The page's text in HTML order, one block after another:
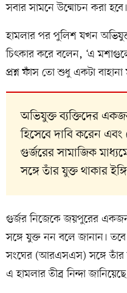
সবার সামনে উন্মোচন করা
হামলার পর পুলিশ যখন
চিৎকার করে বলেন, ‘এ
প্রশ্ন ফাঁস তো শুধু একটা বাহানা
অভিযুক্ত ব্যক্তিদের
হিসেবে দাবি করেন
গুর্জরের সামাজিক
সঙ্গে তাঁর যুক্ত থাকার
গুর্জর নিজেকে জয়পুরের একজন
সঙ্গে যুক্ত নন বলে জানান। তবে
সংঘের (আরএসএস) সঙ্গে তাঁর
এ হামলার তীব্র নিন্দা